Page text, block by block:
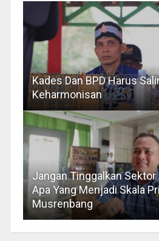
Kades Dan BPD Harus
Keharmonisan
Jangan Tinggalkan
Apa Yang Menjadi Skala
Musrenbang